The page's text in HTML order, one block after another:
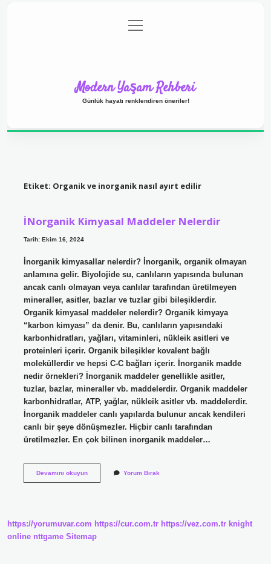
Gizlilik Politikası
menüyü
aç
Modern Yaşam Rehberi
Günlük hayatı renklendiren öneriler!
Etiket: Organik ve inorganik nasıl ayırt edilir
İNorganik Kimyasal Maddeler Nelerdir
Tarih: Ekim 16, 2024
İnorganik kimyasallar nelerdir? İnorganik, organik olmayan
anlamına gelir. Biyolojide su, canlıların yapısında bulunan
ancak canlı olmayan veya canlılar tarafından üretilmeyen
mineraller, asitler, bazlar ve tuzlar gibi bileşiklerdir.
Organik kimyasal maddeler nelerdir? Organik kimyaya
“karbon kimyası” da denir. Bu, canlıların yapısındaki
karbonhidratları, yağları, vitaminleri, nükleik asitleri ve
proteinleri içerir. Organik bileşikler kovalent bağlı
moleküllerdir ve hepsi C-C bağları içerir. İnorganik madde
nedir örnekleri? İnorganik maddeler genellikle asitler,
tuzlar, bazlar, mineraller vb. maddelerdir. Organik maddeler
karbonhidratlar, ATP, yağlar, nükleik asitler vb. maddelerdir.
İnorganik maddeler canlı yapılarda bulunur ancak kendileri
canlı bir şeye dönüşmezler. Hiçbir canlı tarafından
üretilmezler. En çok bilinen inorganik maddeler…
Devamını okuyunİNorganik
Yorum Bırak
https://yorumuvar.com https://cur.com.tr https://vez.com.tr knight
online nttgame Sitemap